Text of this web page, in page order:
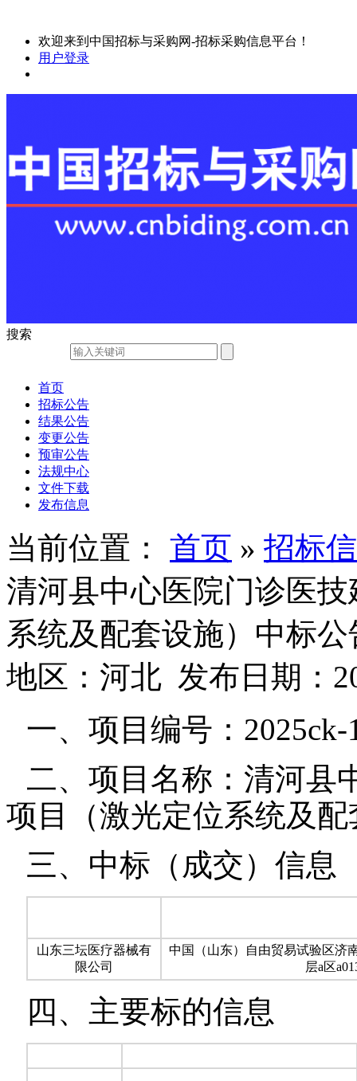
欢迎来到中国招标与采购网-招标采购信息平台！
用户登录
搜索
首页
招标公告
结果公告
变更公告
预审公告
法规中心
文件下载
发布信息
当前位置： 首页 » 招标
清河县中心医院门诊医
系统及配套设施）中标
地区：河北 发布日期：
一、项目编号：2025ck-
二、项目名称：清河县
项目（激光定位系统及
三、中标（成交）信息
山东三坛医疗器械有
限公司
中国（山东）自由贸易试验区济
层a区
四、主要标的信息